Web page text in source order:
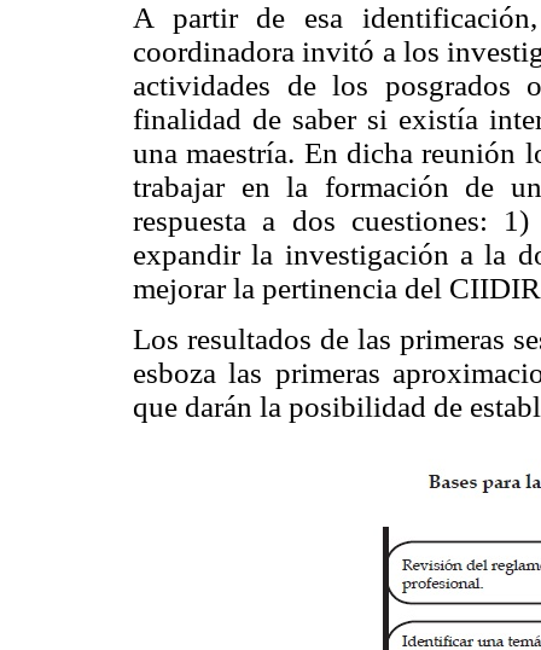
A partir de esa
coordinadora invitó a los
actividades de los
finalidad de saber si existía
una maestría. En dicha reunión
trabajar en la formación de
respuesta a dos cuestiones:
expandir la investigación a la
mejorar la pertinencia del
Los resultados de las primeras
esboza las primeras
que darán la posibilidad de